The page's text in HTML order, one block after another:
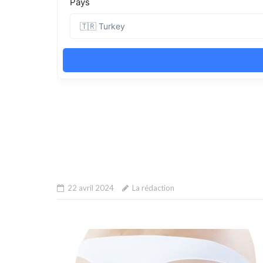
22 avril 2024 La rédaction